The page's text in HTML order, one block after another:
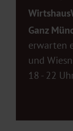
Ganz
erwarten
und
18 - 22